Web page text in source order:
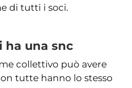
di tutti i soci.
ha una snc
collettivo può avere
tutte hanno lo stesso